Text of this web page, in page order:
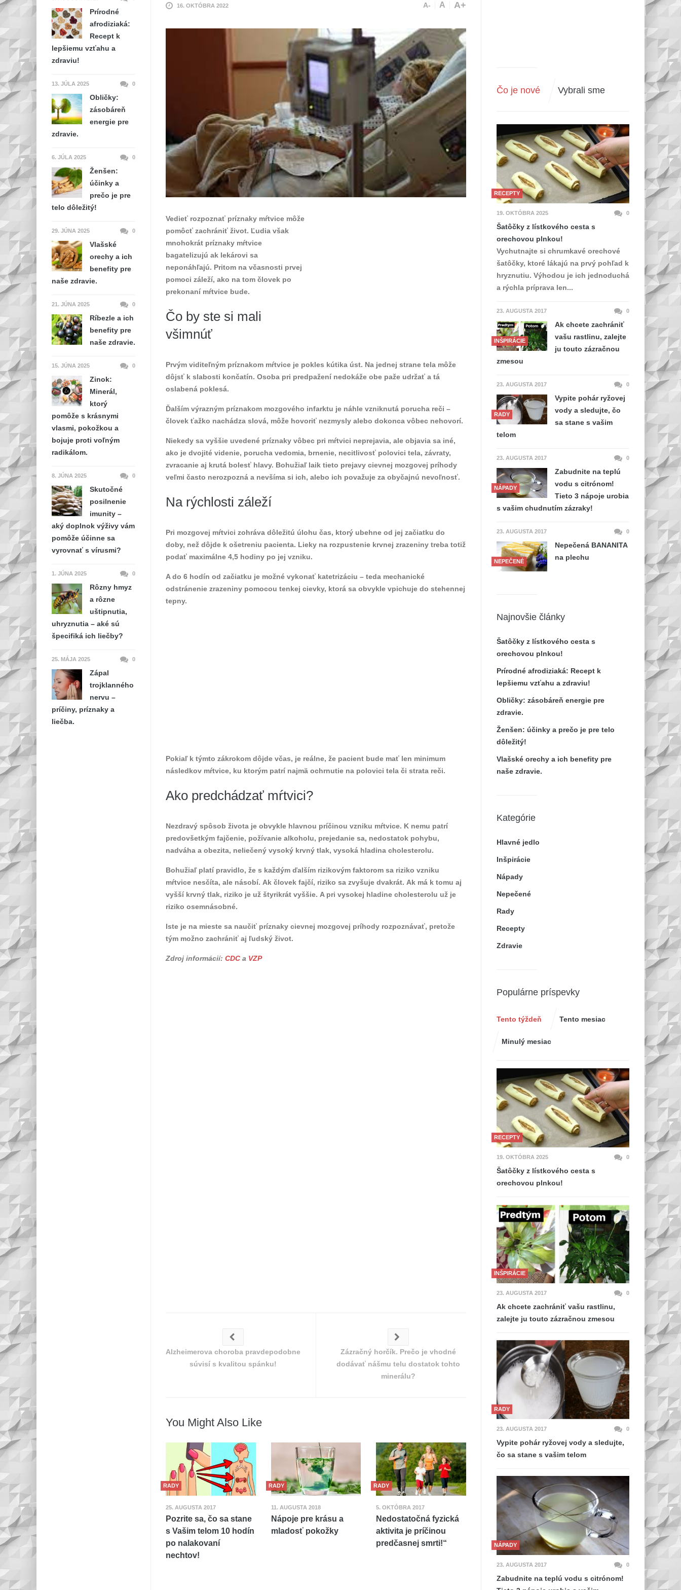
16. OKTÓBRA 2022 A- A A+
Vedieť rozpoznať príznaky mŕtvice môže
pomôcť zachrániť život. Ľudia však
mnohokrát príznaky mŕtvice
bagatelizujú ak lekárovi sa
neponáhľajú. Pritom na včasnosti prvej
pomoci záleží, ako na tom človek po
prekonaní mŕtvice bude.
Čo by ste si mali
všimnúť
Prvým viditeľným príznakom mŕtvice je pokles kútika úst. Na jednej strane tela môže
dôjsť k slabosti končatín. Osoba pri predpažení nedokáže obe paže udržať a tá
oslabená poklesá.
Ďalším výrazným príznakom mozgového infarktu je náhle vzniknutá porucha reči –
človek ťažko nachádza slová, môže hovoriť nezmysly alebo dokonca vôbec nehovorí.
Niekedy sa vyššie uvedené príznaky vôbec pri mŕtvici neprejavia, ale objavia sa iné,
ako je dvojité videnie, porucha vedomia, brnenie, necitlivosť polovici tela, závraty,
zvracanie aj krutá bolesť hlavy. Bohužiaľ laik tieto prejavy cievnej mozgovej príhody
veľmi často nerozpozná a nevšíma si ich, alebo ich považuje za obyčajnú nevoľnosť.
Na rýchlosti záleží
Pri mozgovej mŕtvici zohráva dôležitú úlohu čas, ktorý ubehne od jej začiatku do
doby, než dôjde k ošetreniu pacienta. Lieky na rozpustenie krvnej zrazeniny treba totiž
podať maximálne 4,5 hodiny po jej vzniku.
A do 6 hodín od začiatku je možné vykonať katetrizáciu – teda mechanické
odstránenie zrazeniny pomocou tenkej cievky, ktorá sa obvykle vpichuje do stehennej
tepny.
Pokiaľ k týmto zákrokom dôjde včas, je reálne, že pacient bude mať len minimum
následkov mŕtvice, ku ktorým patrí najmä ochrnutie na polovici tela či strata reči.
Ako predchádzať mŕtvici?
Nezdravý spôsob života je obvykle hlavnou príčinou vzniku mŕtvice. K nemu patrí
predovšetkým fajčenie, požívanie alkoholu, prejedanie sa, nedostatok pohybu,
nadváha a obezita, neliečený vysoký krvný tlak, vysoká hladina cholesterolu.
Bohužiaľ platí pravidlo, že s každým ďalším rizikovým faktorom sa riziko vzniku
mŕtvice nesčíta, ale násobí. Ak človek fajčí, riziko sa zvyšuje dvakrát. Ak má k tomu aj
vyšší krvný tlak, riziko je už štyrikrát vyššie. A pri vysokej hladine cholesterolu už je
riziko osemnásobné.
Iste je na mieste sa naučiť príznaky cievnej mozgovej príhody rozpoznávať, pretože
tým možno zachrániť aj ľudský život.
Zdroj informácií: CDC a VZP
Alzheimerova choroba pravdepodobne
súvisí s kvalitou spánku!
Zázračný horčík. Prečo je vhodné
dodávať nášmu telu dostatok tohto
minerálu?
You Might Also Like
RADY
25. AUGUSTA 2017
Pozrite sa, čo sa stane
s Vašim telom 10 hodín
po nalakovaní
nechtov!
RADY
11. AUGUSTA 2018
Nápoje pre krásu a
mladosť pokožky
RADY
5. OKTÓBRA 2017
Nedostatočná fyzická
aktivita je príčinou
predčasnej smrti!“
Čo je nové Vybrali sme
RECEPTY
19. OKTÓBRA 2025 0
Šatôčky z lístkového cesta s
orechovou plnkou!
Vychutnajte si chrumkavé orechové
šatôčky, ktoré lákajú na prvý pohľad k
hryznutiu. Výhodou je ich jednoduchá
a rýchla príprava len...
23. AUGUSTA 2017 0
INŠPIRÁCIE
Ak chcete zachrániť
vašu rastlinu, zalejte
ju touto zázračnou
zmesou
23. AUGUSTA 2017 0
RADY
Vypite pohár ryžovej
vody a sledujte, čo
sa stane s vašim
telom
23. AUGUSTA 2017 0
NÁPADY
Zabudnite na teplú
vodu s citrónom!
Tieto 3 nápoje urobia
s vašim chudnutím zázraky!
23. AUGUSTA 2017 0
NEPEČENÉ
Nepečená BANANITA
na plechu
Najnovšie články
Šatôčky z lístkového cesta s
orechovou plnkou!
Prírodné afrodiziaká: Recept k
lepšiemu vzťahu a zdraviu!
Obličky: zásobáreň energie pre
zdravie.
Ženšen: účinky a prečo je pre telo
dôležitý!
Vlašské orechy a ich benefity pre
naše zdravie.
Kategórie
Hlavné jedlo
Inšpirácie
Nápady
Nepečené
Rady
Recepty
Zdravie
Populárne príspevky
Tento týždeň Tento mesiac
Minulý mesiac
RECEPTY
19. OKTÓBRA 2025 0
Šatôčky z lístkového cesta s
orechovou plnkou!
INŠPIRÁCIE
23. AUGUSTA 2017 0
Ak chcete zachrániť vašu rastlinu,
zalejte ju touto zázračnou zmesou
RADY
23. AUGUSTA 2017 0
Vypite pohár ryžovej vody a sledujte,
čo sa stane s vašim telom
NÁPADY
23. AUGUSTA 2017 0
Zabudnite na teplú vodu s citrónom!
Prírodné
afrodiziaká:
Recept k
lepšiemu vzťahu a
zdraviu!
13. JÚLA 2025 0
Obličky:
zásobáreň
energie pre
zdravie.
6. JÚLA 2025 0
Ženšen:
účinky a
prečo je pre
telo dôležitý!
29. JÚNA 2025 0
Vlašské
orechy a ich
benefity pre
naše zdravie.
21. JÚNA 2025 0
Ríbezle a ich
benefity pre
naše zdravie.
15. JÚNA 2025 0
Zinok:
Minerál,
ktorý
pomôže s krásnymi
vlasmi, pokožkou a
bojuje proti voľným
radikálom.
8. JÚNA 2025 0
Skutočné
posilnenie
imunity –
aký doplnok výživy vám
pomôže účinne sa
vyrovnať s vírusmi?
1. JÚNA 2025 0
Rôzny hmyz
a rôzne
uštipnutia,
uhryznutia – aké sú
špecifiká ich liečby?
25. MÁJA 2025 0
Zápal
trojklanného
nervu –
príčiny, príznaky a
liečba.